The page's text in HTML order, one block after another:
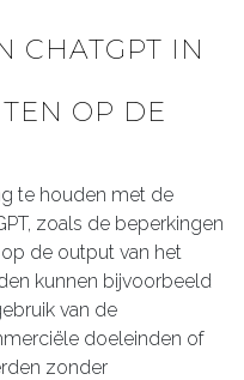
CHATGPT IN
OP DE
te houden met de
zoals de beperkingen
de output van het
kunnen bijvoorbeeld
van de
doeleinden of
zonder